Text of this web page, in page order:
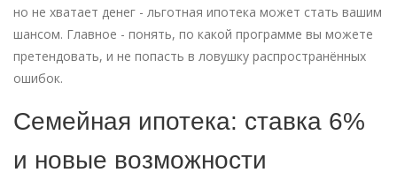
но не хватает денег - льготная ипотека может стать вашим
шансом. Главное - понять, по какой программе вы можете
претендовать, и не попасть в ловушку распространённых
ошибок.
Семейная ипотека: ставка 6%
и новые возможности